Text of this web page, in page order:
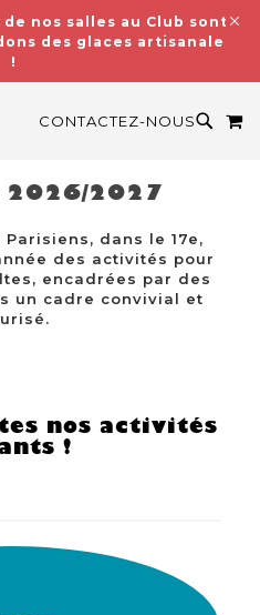
de nos salles au Club sont
des glaces artisanales
!
CONTACTEZ-NOUS
2027
dans le 17e,
des activités pour
encadrées par des
un cadre convivial et
nos activités
!